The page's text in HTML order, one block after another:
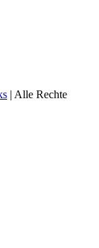
| Alle Rechte